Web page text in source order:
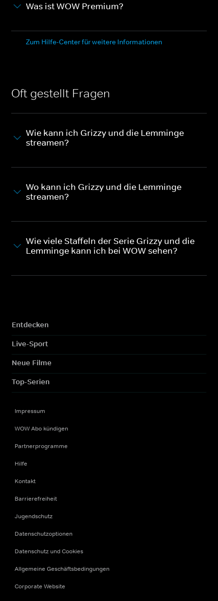
Was ist WOW Premium?
Zum Hilfe-Center für weitere Informationen
Oft gestellt Fragen
Wie kann ich Grizzy und die Lemminge
streamen?
Wo kann ich Grizzy und die Lemminge
streamen?
Wie viele Staffeln der Serie Grizzy und die
Lemminge kann ich bei WOW sehen?
Entdecken
Live-Sport
Neue Filme
Top-Serien
Impressum
WOW Abo kündigen
Partnerprogramme
Hilfe
Kontakt
Barrierefreiheit
Jugendschutz
Datenschutzoptionen
Datenschutz und Cookies
Allgemeine Geschäftsbedingungen
Corporate Website